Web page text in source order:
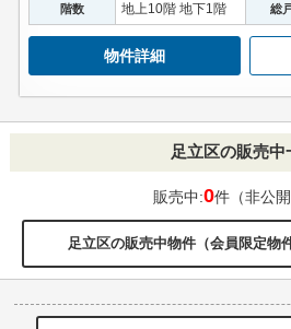
階数 地上10階 地下1階 総
物件詳細
足立区の販売中
販売中:0件（非公
足立区の販売中物件（会員限定物